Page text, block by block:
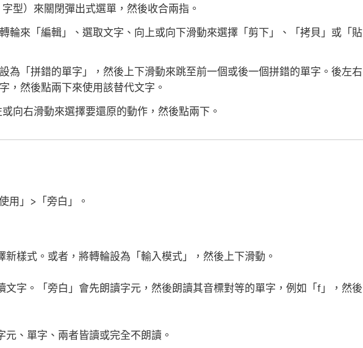
型）來關閉彈出式選單，然後收合兩指。
輪來「編輯」、選取文字、向上或向下滑動來選擇「剪下」、「拷貝」或「貼
為「拼錯的單字」，然後上下滑動來跳至前一個或後一個拼錯的單字。後左右
，然後點兩下來使用該替代文字。
向右滑動來選擇要還原的動作，然後點兩下。
用」>「旁白」。
新樣式。或者，將轉輪設為「輸入模式」，然後上下滑動。
文字。「旁白」會先朗讀字元，然後朗讀其音標對等的單字，例如「f」，然後
元、單字、兩者皆讀或完全不朗讀。